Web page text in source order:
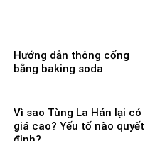
Hướng dẫn thông cống
bằng baking soda
Vì sao Tùng La Hán lại có
giá cao? Yếu tố nào quyết